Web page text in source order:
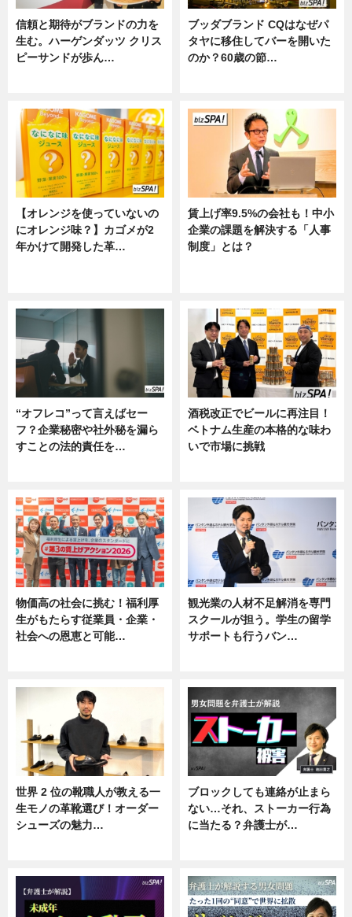
信頼と期待がブランドの力を
生む。ハーゲンダッツ クリス
ピーサンドが歩ん…
ブッダブランド CQはなぜパ
タヤに移住してバーを開いた
のか？60歳の節…
【オレンジを使っていないの
にオレンジ味？】カゴメが2
年かけて開発した革…
賃上げ率9.5%の会社も！中小
企業の課題を解決する「人事
制度」とは？
“オフレコ”って言えばセー
フ？企業秘密や社外秘を漏ら
すことの法的責任を…
酒税改正でビールに再注目！
ベトナム生産の本格的な味わ
いで市場に挑戦
物価高の社会に挑む！福利厚
生がもたらす従業員・企業・
社会への恩恵と可能…
観光業の人材不足解消を専門
スクールが担う。学生の留学
サポートも行うバン…
世界 2 位の靴職人が教える一
生モノの革靴選び！オーダー
シューズの魅力…
ブロックしても連絡が止まら
ない…それ、ストーカー行為
に当たる？弁護士が…